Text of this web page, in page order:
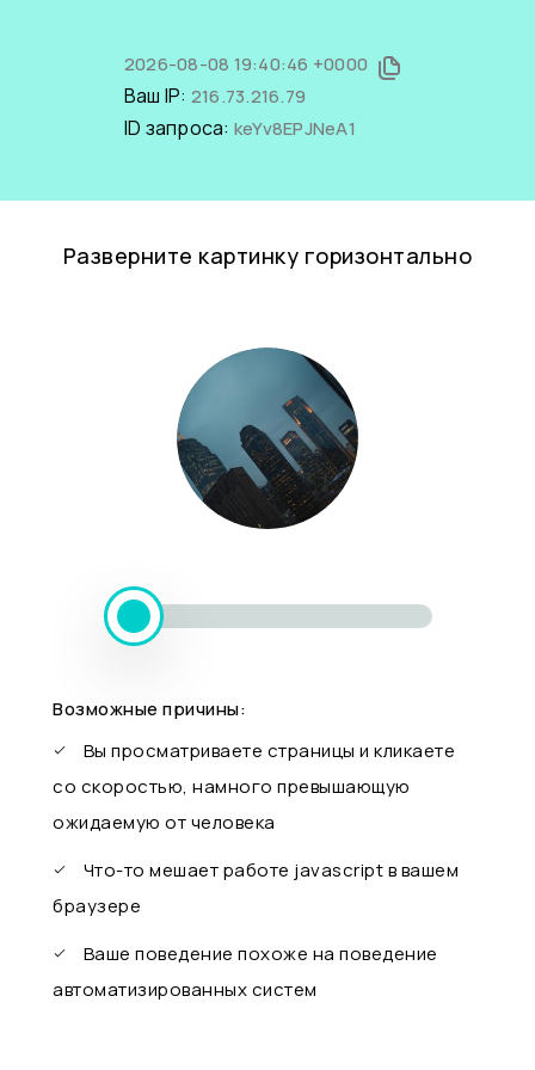
2026-08-08 19:40:46 +0000
Ваш IP: 216.73.216.79
ID запроса: keYv8EPJNeA1
Разверните картинку горизонтально
Возможные причины:
Вы просматриваете страницы и кликаете
со скоростью, намного превышающую
ожидаемую от человека
Что-то мешает работе javascript в вашем
браузере
Ваше поведение похоже на поведение
автоматизированных систем